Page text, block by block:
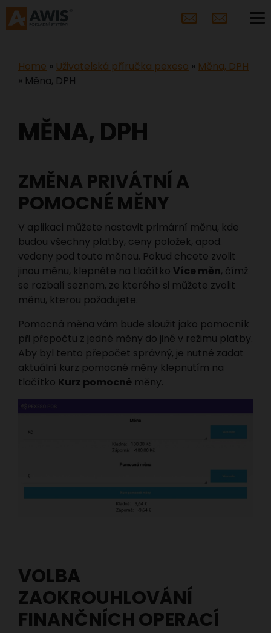
Home » Uživatelská příručka pexeso » Měna, DPH
» Měna, DPH
MĚNA, DPH
ZMĚNA PRIVÁTNÍ A
POMOCNÉ MĚNY
V aplikaci můžete nastavit primární měnu, kde
budou všechny platby, ceny položek, apod.
vedeny pod touto měnou. Pokud chcete zvolit
jinou měnu, klepněte na tlačítko Více měn, čímž
se rozbalí seznam, ze kterého si můžete zvolit
měnu, kterou požadujete.
Pomocná měna vám bude sloužit jako pomocník
při přepočtu z jedné měny do jiné v režimu platby.
Aby byl tento přepočet správný, je nutné zadat
aktuální kurz pomocné měny klepnutím na
tlačítko Kurz pomocné měny.
VOLBA
ZAOKROUHLOVÁNÍ
FINANČNÍCH OPERACÍ